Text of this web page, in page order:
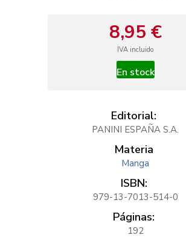
8,95 €
IVA incluido
En stock
Editorial:
PANINI ESPAÑA S.A.
Materia
Manga
ISBN:
979-13-7013-514-0
Páginas:
192